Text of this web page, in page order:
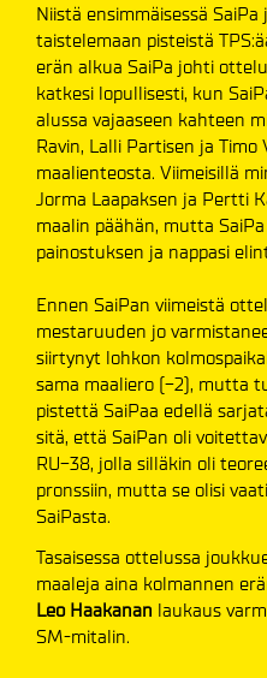
Niistä ensimmäisessä
taistelemaan pisteistä
erän alkua SaiPa johti
katkesi lopullisesti, kun
alussa vajaaseen kahteen
Ravin, Lalli Partisen ja
maalienteosta. Viimeisillä
Jorma Laapaksen ja Pertti
maalin päähän, mutta
painostuksen ja nappasi
Ennen SaiPan viimeistä
mestaruuden jo
siirtynyt lohkon
sama maaliero (-2), mutta
pistettä SaiPaa edellä
sitä, että SaiPan oli
RU-38, jolla silläkin oli
pronssiin, mutta se olisi
SaiPasta.
Tasaisessa ottelussa
maaleja aina kolmannen
Leo Haakanan laukaus
SM-mitalin.